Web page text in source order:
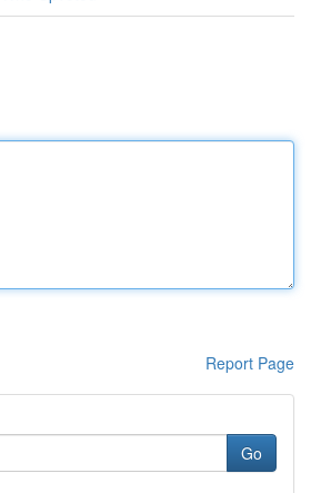
Report Page
Go